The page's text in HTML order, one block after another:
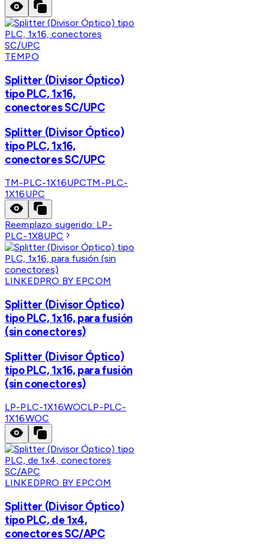
TEMPO
Splitter (Divisor Óptico)
tipo PLC, 1x16,
conectores SC/UPC
Splitter (Divisor Óptico)
tipo PLC, 1x16,
conectores SC/UPC
TM-PLC-1X16UPCTM-PLC-
1X16UPC
Reemplazo sugerido: LP-
PLC-1X8UPC
LINKEDPRO BY EPCOM
Splitter (Divisor Óptico)
tipo PLC, 1x16, para fusión
(sin conectores)
Splitter (Divisor Óptico)
tipo PLC, 1x16, para fusión
(sin conectores)
LP-PLC-1X16WOCLP-PLC-
1X16WOC
LINKEDPRO BY EPCOM
Splitter (Divisor Óptico)
tipo PLC, de 1x4,
conectores SC/APC